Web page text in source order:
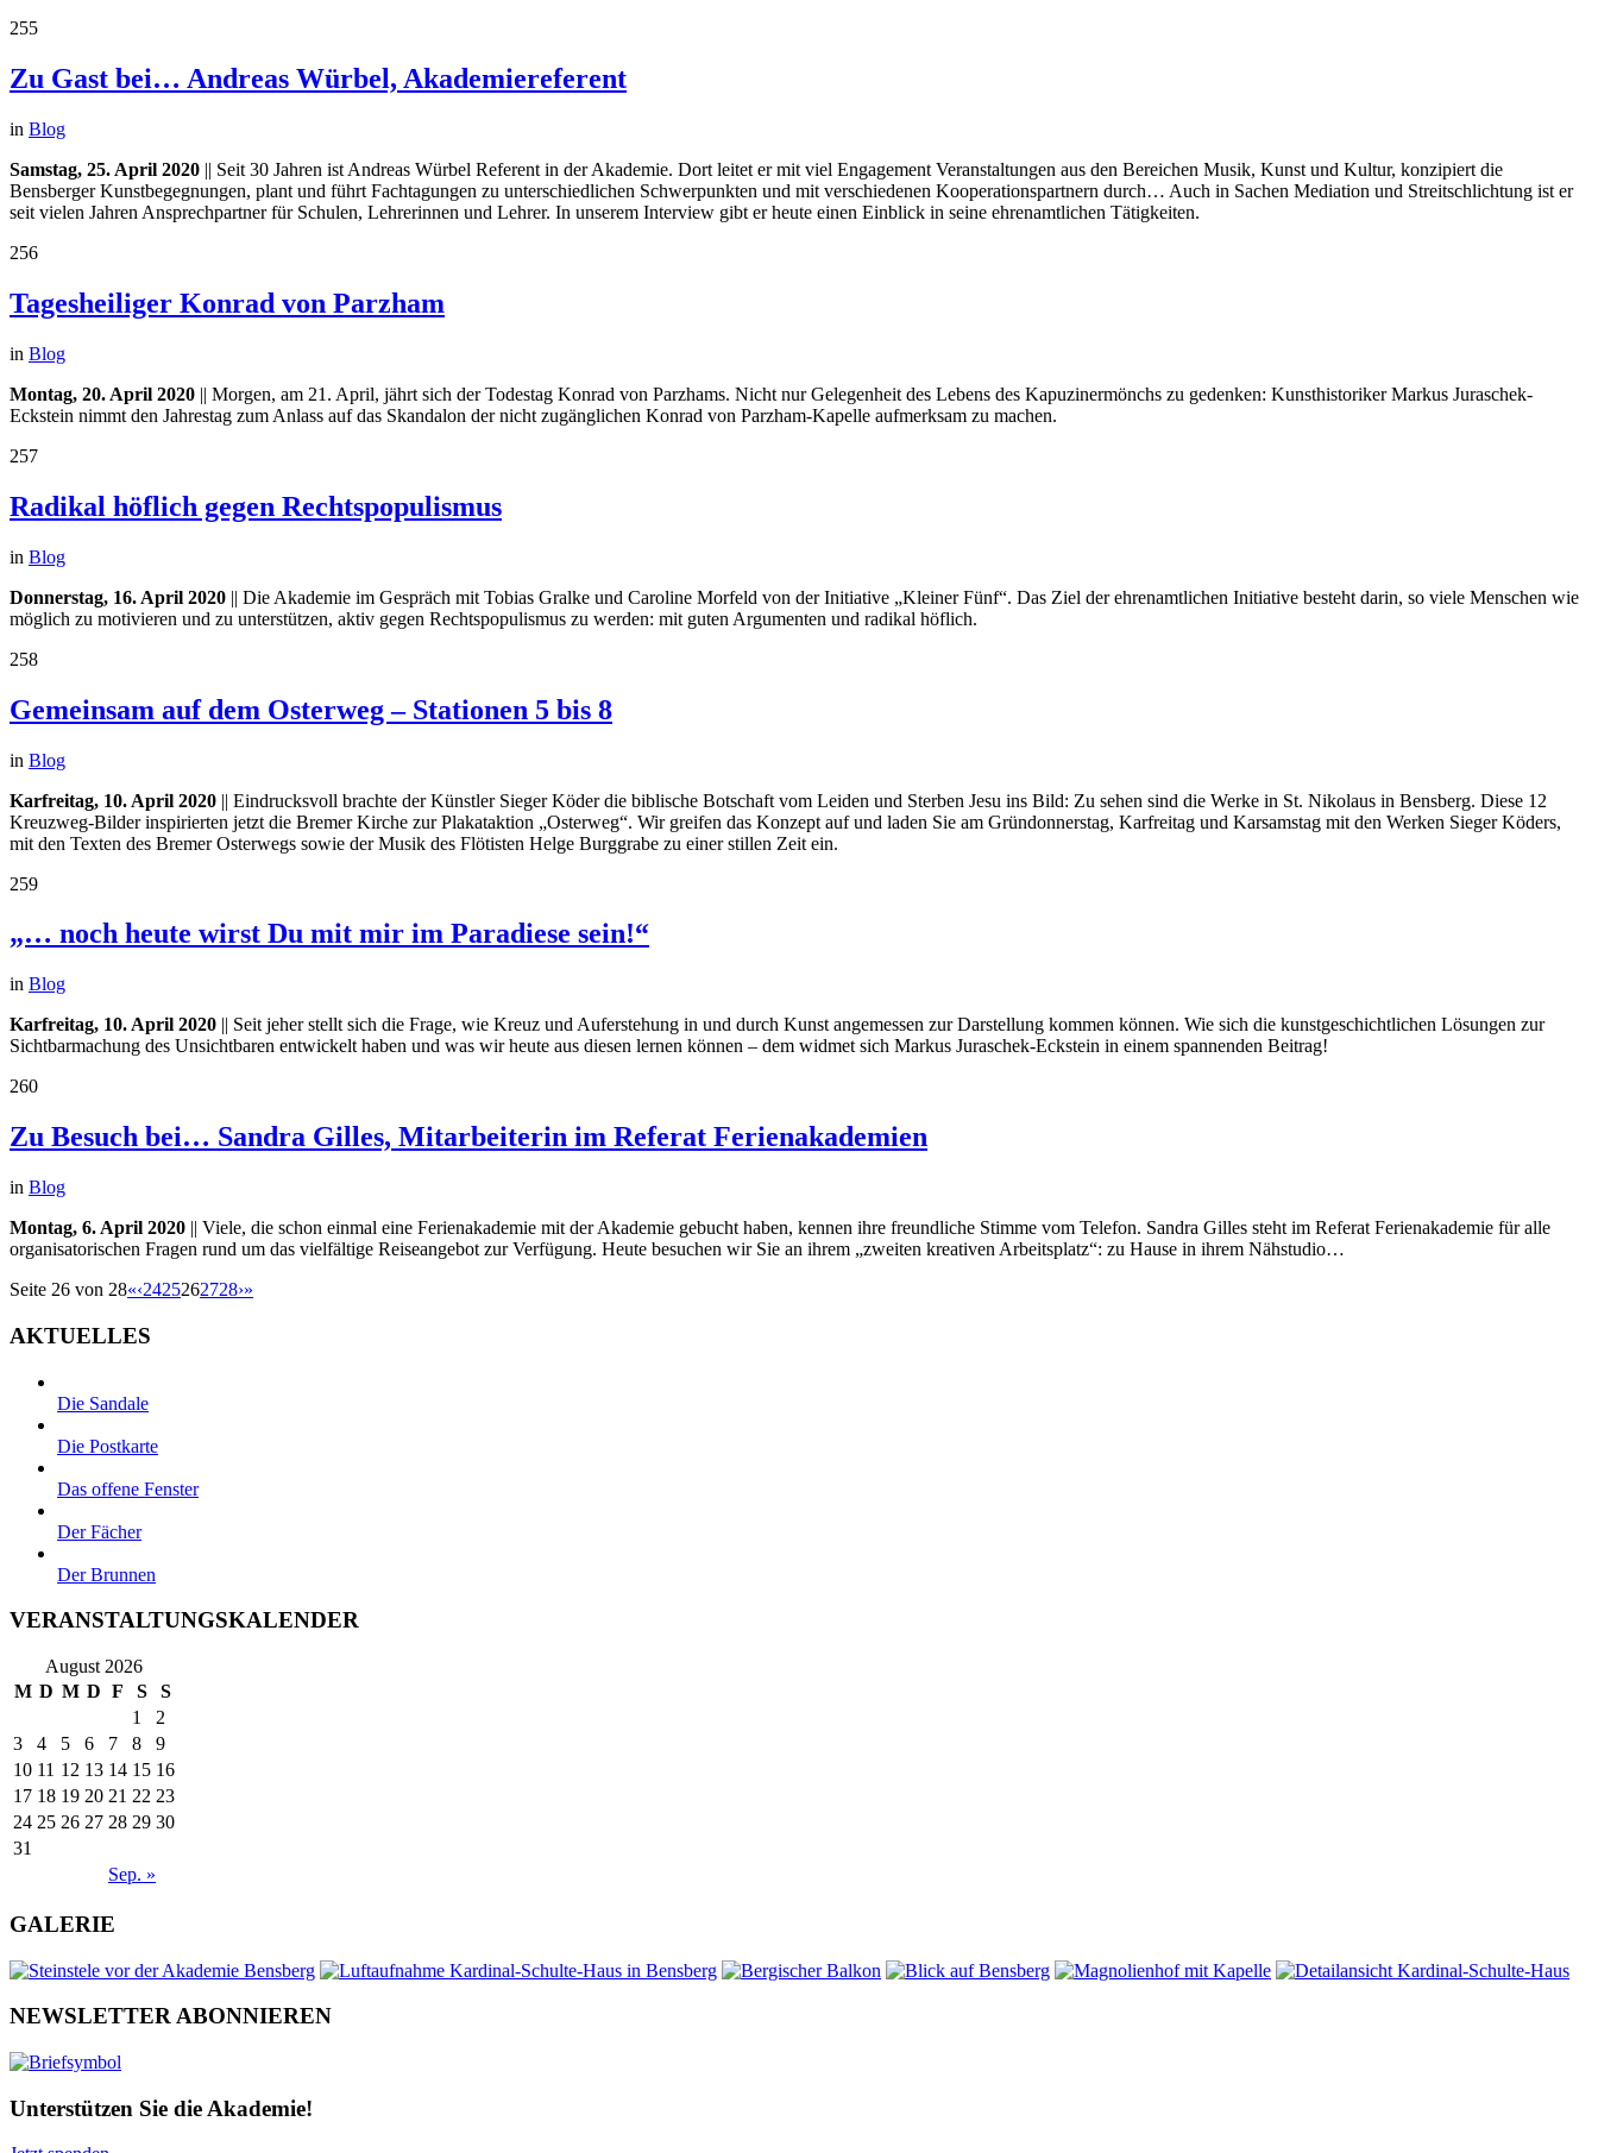
255
Zu Gast bei… Andreas Würbel, Akademiereferent
in Blog
Samstag, 25. April 2020 || Seit 30 Jahren ist Andreas Würbel Referent in der Akademie. Dort leitet er mit viel Engagement Veranstaltungen aus den Bereichen Musik, Kunst und Kultur, konzipiert die
Bensberger Kunstbegegnungen, plant und führt Fachtagungen zu unterschiedlichen Schwerpunkten und mit verschiedenen Kooperationspartnern durch… Auch in Sachen Mediation und Streitschlichtung ist er
seit vielen Jahren Ansprechpartner für Schulen, Lehrerinnen und Lehrer. In unserem Interview gibt er heute einen Einblick in seine ehrenamtlichen Tätigkeiten.
256
Tagesheiliger Konrad von Parzham
in Blog
Montag, 20. April 2020 || Morgen, am 21. April, jährt sich der Todestag Konrad von Parzhams. Nicht nur Gelegenheit des Lebens des Kapuzinermönchs zu gedenken: Kunsthistoriker Markus Juraschek-
Eckstein nimmt den Jahrestag zum Anlass auf das Skandalon der nicht zugänglichen Konrad von Parzham-Kapelle aufmerksam zu machen.
257
Radikal höflich gegen Rechtspopulismus
in Blog
Donnerstag, 16. April 2020 || Die Akademie im Gespräch mit Tobias Gralke und Caroline Morfeld von der Initiative „Kleiner Fünf“. Das Ziel der ehrenamtlichen Initiative besteht darin, so viele Menschen wie
möglich zu motivieren und zu unterstützen, aktiv gegen Rechtspopulismus zu werden: mit guten Argumenten und radikal höflich.
258
Gemeinsam auf dem Osterweg – Stationen 5 bis 8
in Blog
Karfreitag, 10. April 2020 || Eindrucksvoll brachte der Künstler Sieger Köder die biblische Botschaft vom Leiden und Sterben Jesu ins Bild: Zu sehen sind die Werke in St. Nikolaus in Bensberg. Diese 12
Kreuzweg-Bilder inspirierten jetzt die Bremer Kirche zur Plakataktion „Osterweg“. Wir greifen das Konzept auf und laden Sie am Gründonnerstag, Karfreitag und Karsamstag mit den Werken Sieger Köders,
mit den Texten des Bremer Osterwegs sowie der Musik des Flötisten Helge Burggrabe zu einer stillen Zeit ein.
259
„… noch heute wirst Du mit mir im Paradiese sein!“
in Blog
Karfreitag, 10. April 2020 || Seit jeher stellt sich die Frage, wie Kreuz und Auferstehung in und durch Kunst angemessen zur Darstellung kommen können. Wie sich die kunstgeschichtlichen Lösungen zur
Sichtbarmachung des Unsichtbaren entwickelt haben und was wir heute aus diesen lernen können – dem widmet sich Markus Juraschek-Eckstein in einem spannenden Beitrag!
260
Zu Besuch bei… Sandra Gilles, Mitarbeiterin im Referat Ferienakademien
in Blog
Montag, 6. April 2020 || Viele, die schon einmal eine Ferienakademie mit der Akademie gebucht haben, kennen ihre freundliche Stimme vom Telefon. Sandra Gilles steht im Referat Ferienakademie für alle
organisatorischen Fragen rund um das vielfältige Reiseangebot zur Verfügung. Heute besuchen wir Sie an ihrem „zweiten kreativen Arbeitsplatz“: zu Hause in ihrem Nähstudio…
Seite 26 von 28«‹2425262728›»
AKTUELLES
Die Sandale
Die Postkarte
Das offene Fenster
Der Fächer
Der Brunnen
VERANSTALTUNGSKALENDER
August 2026
M D M D F S S
Sep. »
1
2
3
4 5 6 7 8
9
10 11 12 13 14 15 16
17 18 19 20 21 22 23
24 25 26 27 28 29 30
31
GALERIE
NEWSLETTER ABONNIEREN
Unterstützen Sie die Akademie!